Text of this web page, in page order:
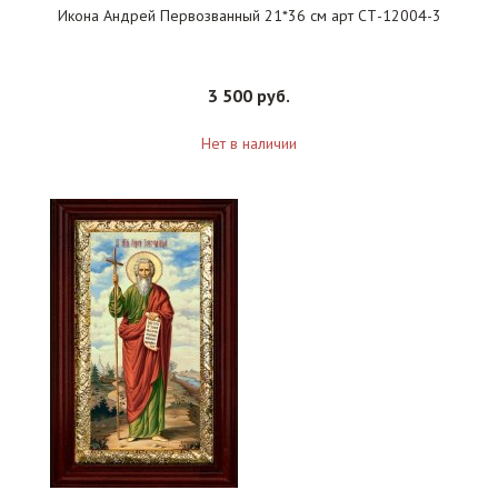
Икона Андрей Первозванный 21*36 см арт СТ-12004-3
3 500 руб.
Нет в наличии